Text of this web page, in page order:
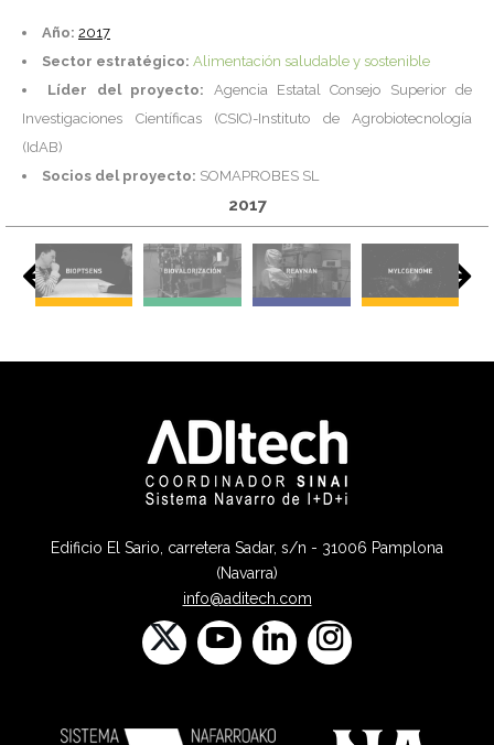
Año: 2017
Sector estratégico: Alimentación saludable y sostenible
Líder del proyecto: Agencia Estatal Consejo Superior de
Investigaciones Científicas (CSIC)-Instituto de Agrobiotecnología
(IdAB)
Socios del proyecto: SOMAPROBES SL
2017
Edificio El Sario, carretera Sadar, s/n - 31006 Pamplona
(Navarra)
info@aditech.com